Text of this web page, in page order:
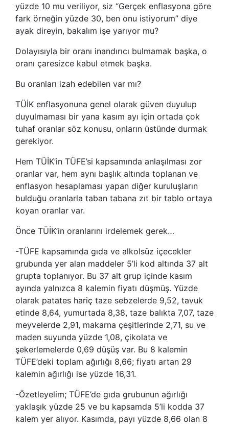
yüzde 10 mu veriliyor, siz “Gerçek enflasyona göre
fark örneğin yüzde 30, ben onu istiyorum” diye
ayak direyin, bakalım işe yarıyor mu?
Dolayısıyla bir oranı inandırıcı bulmamak başka, o
oranı çaresizce kabul etmek başka.
Bu oranları izah edebilen var mı?
TÜİK enflasyonuna genel olarak güven duyulup
duyulmaması bir yana kasım ayı için ortada çok
tuhaf oranlar söz konusu, onların üstünde durmak
gerekiyor.
Hem TÜİK’in TÜFE’si kapsamında anlaşılması zor
oranlar var, hem aynı başlık altında toplanan ve
enflasyon hesaplaması yapan diğer kuruluşların
bulduğu oranlarla taban tabana zıt bir tablo ortaya
koyan oranlar var.
Önce TÜİK’in oranlarını irdelemek gerek…
-TÜFE kapsamında gıda ve alkolsüz içecekler
grubunda yer alan maddeler 5’li kod altında 37 alt
grupta toplanıyor. Bu 37 alt grup içinde kasım
ayında yalnızca 8 kalemin fiyatı düşmüş. Yüzde
olarak patates hariç taze sebzelerde 9,52, tavuk
etinde 8,64, yumurtada 8,38, taze balıkta 7,07, taze
meyvelerde 2,91, makarna çeşitlerinde 2,71, su ve
maden suyunda yüzde 1,08, çikolata ve
şekerlemelerde 0,69 düşüş var. Bu 8 kalemin
TÜFE’deki toplam ağırlığı 8,66; fiyatı artan 29
kalemin ağırlığı ise yüzde 16,31.
-Özetleyelim; TÜFE’de gıda grubunun ağırlığı
yaklaşık yüzde 25 ve bu kapsamda 5’li kodda 37
kalem yer alıyor. Kasımda, payı yüzde 8,66 olan 8